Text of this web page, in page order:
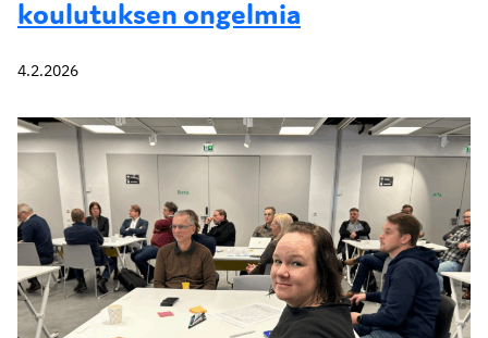
koulutuksen ongelmia
4.2.2026